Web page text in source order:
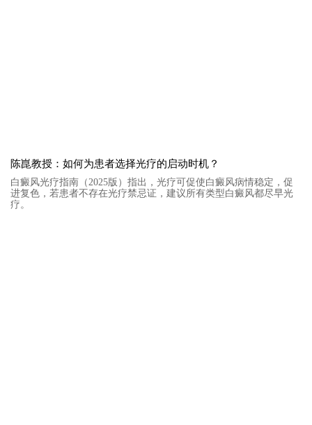
陈崑教授：如何为患者选择光疗的启动时机？
白癜风光疗指南（2025版）指出，光疗可促使白癜风病情稳定，促
进复色，若患者不存在光疗禁忌证，建议所有类型白癜风都尽早光
疗。